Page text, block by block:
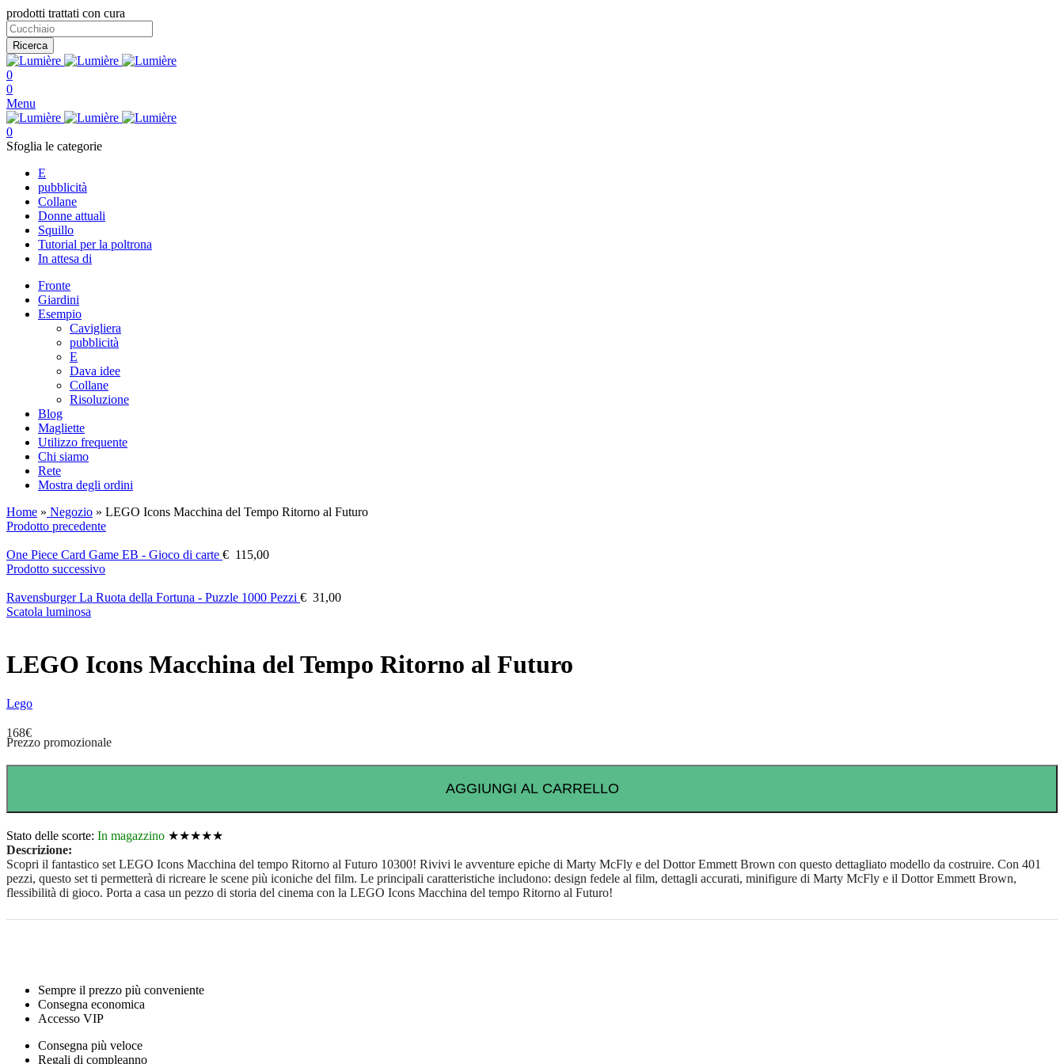
prodotti trattati con cura
Ricerca
0
0
Menu
0
Sfoglia le categorie
E
pubblicità
Collane
Donne attuali
Squillo
Tutorial per la poltrona
In attesa di
Fronte
Giardini
Esempio
Cavigliera
pubblicità
E
Dava idee
Collane
Risoluzione
Blog
Magliette
Utilizzo frequente
Chi siamo
Rete
Mostra degli ordini
Home » Negozio » LEGO Icons Macchina del Tempo Ritorno al Futuro
Prodotto precedente
One Piece Card Game EB - Gioco di carte € 115,00
Prodotto successivo
Ravensburger La Ruota della Fortuna - Puzzle 1000 Pezzi € 31,00
Scatola luminosa
LEGO Icons Macchina del Tempo Ritorno al Futuro
Lego
168€
Prezzo promozionale
AGGIUNGI AL CARRELLO
Stato delle scorte: In magazzino ★★★★★
Descrizione:
Scopri il fantastico set LEGO Icons Macchina del tempo Ritorno al Futuro 10300! Rivivi le avventure epiche di Marty McFly e del Dottor Emmett Brown con questo dettagliato modello da costruire. Con 401
pezzi, questo set ti permetterà di ricreare le scene più iconiche del film. Le principali caratteristiche includono: design fedele al film, dettagli accurati, minifigure di Marty McFly e il Dottor Emmett Brown,
flessibilità di gioco. Porta a casa un pezzo di storia del cinema con la LEGO Icons Macchina del tempo Ritorno al Futuro!
Sempre il prezzo più conveniente
Consegna economica
Accesso VIP
Consegna più veloce
Regali di compleanno